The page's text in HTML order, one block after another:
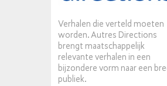
Verhalen die verteld moeten
worden. Autres Directions
brengt maatschappelijk
relevante verhalen in een
bijzondere vorm naar een
publiek.